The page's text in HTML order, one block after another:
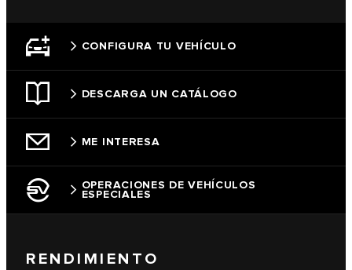
CONFIGURA TU VEHÍCULO
DESCARGA UN CATÁLOGO
ME INTERESA
OPERACIONES DE VEHÍCULOS
ESPECIALES
RENDIMIENTO